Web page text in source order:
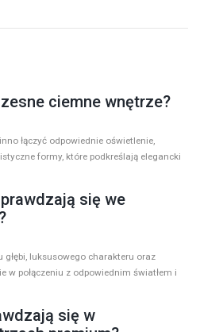
ciemne wnętrze?
łączyć odpowiednie oświetlenie,
formy, które podkreślają elegancki
się we
luksusowego charakteru oraz
w połączeniu z odpowiednim światłem i
się w